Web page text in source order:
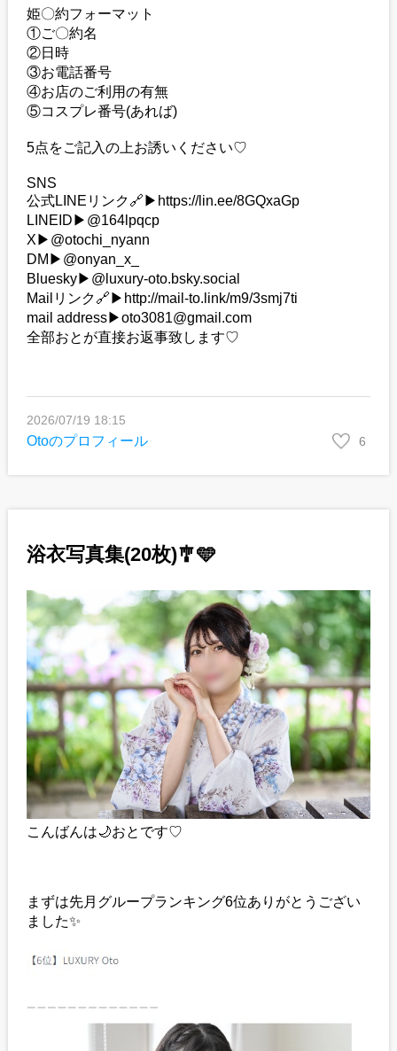
姫〇約フォーマット
①ご〇約名
②日時
③お電話番号
④お店のご利用の有無
⑤コスプレ番号(あれば)
5点をご記入の上お誘いください♡
SNS
公式LINEリンク🔗▶︎https://lin.ee/8GQxaGp
LINEID▶︎@164lpqcp
X▶︎@otochi_nyann
DM▶︎@onyan_x_
Bluesky▶︎@luxury-oto.bsky.social
Mailリンク🔗▶︎http://mail-to.link/m9/3smj7ti
mail address▶︎oto3081@gmail.com
全部おとが直接お返事致します♡
6
2026/07/19 18:15
Otoのプロフィール
浴衣写真集(20枚)🎐🩵
こんばんは🌙おとです♡
まずは先月グループランキング6位ありがとうござい
ました✨️